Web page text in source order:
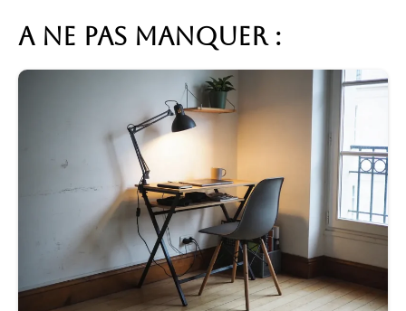
A ne pas manquer :